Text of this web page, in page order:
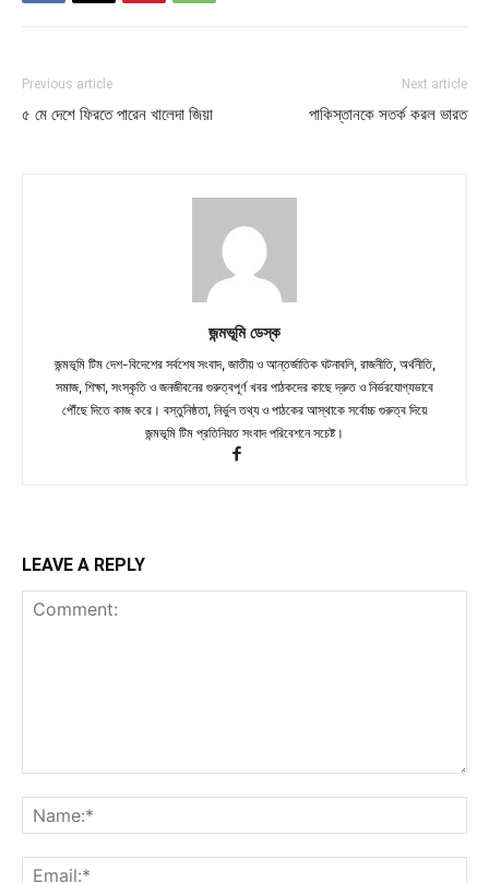
Previous article
৫ মে দেশে ফিরতে পারেন খালেদা জিয়া
Next article
পাকিস্তানকে সতর্ক করল ভারত
জন্মভূমি ডেস্ক
জন্মভূমি টিম দেশ-বিদেশের সর্বশেষ সংবাদ, জাতীয় ও আন্তর্জাতিক ঘটনাবলি, রাজনীতি, অর্থনীতি,
সমাজ, শিক্ষা, সংস্কৃতি ও জনজীবনের গুরুত্বপূর্ণ খবর পাঠকদের কাছে দ্রুত ও নির্ভরযোগ্যভাবে
পৌঁছে দিতে কাজ করে। বস্তুনিষ্ঠতা, নির্ভুল তথ্য ও পাঠকের আস্থাকে সর্বোচ্চ গুরুত্ব দিয়ে
জন্মভূমি টিম প্রতিনিয়ত সংবাদ পরিবেশনে সচেষ্ট।
LEAVE A REPLY